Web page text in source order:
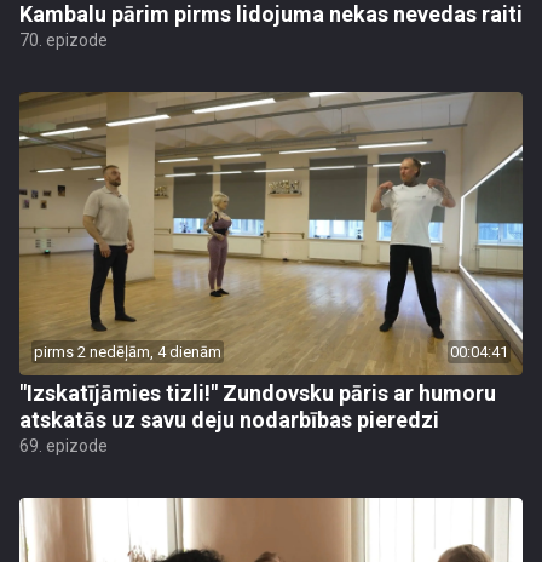
Kambalu pārim pirms lidojuma nekas nevedas raiti
70. epizode
pirms 2 nedēļām, 4 dienām 00:04:41
"Izskatījāmies tizli!" Zundovsku pāris ar humoru
atskatās uz savu deju nodarbības pieredzi
69. epizode